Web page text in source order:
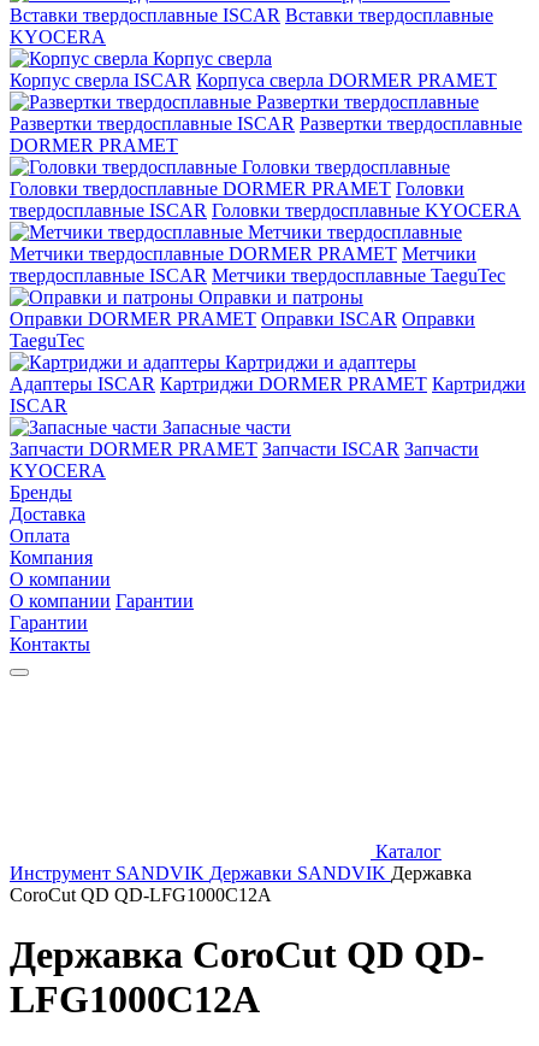
Вставки твердосплавные ISCAR Вставки твердосплавные
KYOCERA
Корпус сверла
Корпус сверла ISCAR Корпуса сверла DORMER PRAMET
Развертки твердосплавные
Развертки твердосплавные ISCAR Развертки твердосплавные
DORMER PRAMET
Головки твердосплавные
Головки твердосплавные DORMER PRAMET Головки
твердосплавные ISCAR Головки твердосплавные KYOCERA
Метчики твердосплавные
Метчики твердосплавные DORMER PRAMET Метчики
твердосплавные ISCAR Метчики твердосплавные TaeguTec
Оправки и патроны
Оправки DORMER PRAMET Оправки ISCAR Оправки
TaeguTec
Картриджи и адаптеры
Адаптеры ISCAR Картриджи DORMER PRAMET Картриджи
ISCAR
Запасные части
Запчасти DORMER PRAMET Запчасти ISCAR Запчасти
KYOCERA
Бренды
Доставка
Оплата
Компания
О компании
О компании Гарантии
Гарантии
Контакты
Каталог
Инструмент SANDVIK Державки SANDVIK Державка
CoroCut QD QD-LFG1000C12A
Державка CoroCut QD QD-
LFG1000C12A